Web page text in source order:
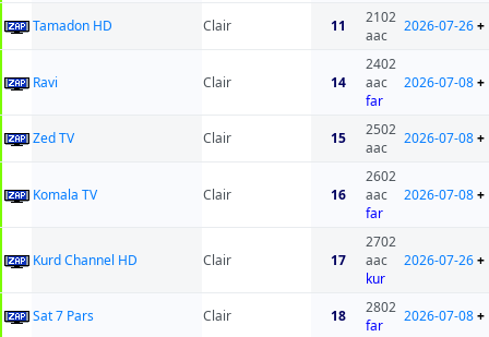
Tamadon HD Clair 11
2102
aac
2026-07-26+
Ravi Clair 14
2402
aac
far
2026-07-08+
Zed TV Clair 15
2502
aac
2026-07-08+
Komala TV Clair 16
2602
aac
far
2026-07-08+
Kurd Channel HD Clair 17
2702
aac
kur
2026-07-26+
Sat 7 Pars Clair 18
2802
far
2026-07-08+